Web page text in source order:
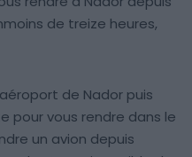
de treize heures,
de Nador puis
pour vous rendre dans le
un avion depuis